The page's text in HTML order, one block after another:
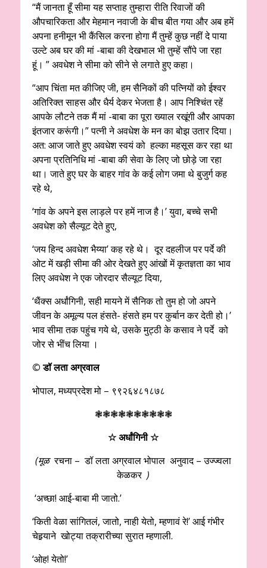
“मैं जानता हूँ सीमा यह सप्ताह तुम्हारा रीति रिवाजों की
औपचारिकता और मेहमान नवाजी के बीच बीत गया और अब हमें
अपना हनीमून भी कैंसिल करना होगा मैं तुम्हें कुछ नहीं दे पाया
उल्टे अब घर की मां -बाबा की देखभाल भी तुम्हें सौंपे जा रहा
हूं। ” अवधेश ने सीमा को सीने से लगाते हुए कहा।
“आप चिंता मत कीजिए जी, हम सैनिकों की पत्नियों को ईश्वर
अतिरिक्त साहस और धैर्य देकर भेजता है। आप निश्चिंत रहें
आपके लौटने तक मैं मां -बाबा का पूरा ख्याल रखूंगी और आपका
इंतजार करूंगी।” पत्नी ने अवधेश के मन का बोझ उतार दिया।
अत: आज जाते हुए अवधेश स्वयं को हल्का महसूस कर रहा था
अपना प्रतिनिधि मां -बाबा की सेवा के लिए जो छोड़े जा रहा
था। जाते हुए घर के बाहर गांव के कई लोग जमा थे बुजुर्ग कह
रहे थे,
‘गांव के अपने इस लाड़ले पर हमें नाज है।’ युवा, बच्चे सभी
अवधेश को सैल्यूट देते हुए,
‘जय हिन्द अवधेश भैय्या’ कह रहे थे। दूर दहलीज पर पर्दे की
ओट में खड़ी सीमा की ओर देखते हुए आंखों में कृतज्ञता का भाव
लिए अवधेश ने एक जोरदार सैल्यूट दिया,
‘थैंक्स अर्धांगिनी, सही मायने में सैनिक तो तुम हो जो अपने
जीवन के अमूल्य पल हंसते- हंसते हम पर कुर्बान कर देती हो।’
भाव सीमा तक पहुंच गये थे, उसके मुट्ठी के कसाव ने पर्दे को
जोर से भींच लिया ।
© डॉ लता अग्रवाल
भोपाल, मध्यप्रदेश मो – ९९२६४८१८७८
❃❃❃❃❃❃❃❃❃❃
☆ अर्धांगिनी☆
(मूळ रचना – डॉ लता अग्रवाल भोपाल अनुवाद – उज्ज्वला
केळकर)
‘अच्छा! आई-बाबा मी जातो.’
‘किती वेळा सांगितलं, जातो, नाही येतो, म्हणावं रे!’ आई गंभीर
चेहर्‍याने खोट्या तक्रारीच्या सुरात म्हणाली.
‘ओह! येतो!’